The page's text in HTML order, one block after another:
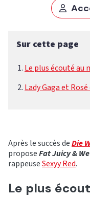
Sur cette page
Le plus écouté au
Lady Gaga et
Après le succès deDie
proposeFat Juicy &
rappeuseSexyy Red.
Le plus